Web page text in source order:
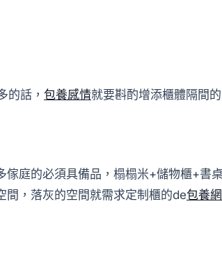
的話， 包養感情就要斟酌增添櫃體隔間
傢庭的必須具備品，榻榻米+儲物櫃+書
間，落灰的空間就需求定制櫃的de包養